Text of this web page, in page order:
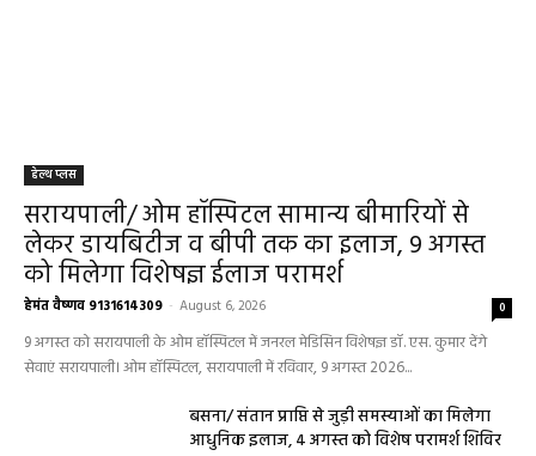
हेल्थ प्लस
सरायपाली/ ओम हॉस्पिटल सामान्य बीमारियों से
लेकर डायबिटीज व बीपी तक का इलाज, 9 अगस्त
को मिलेगा विशेषज्ञ ईलाज परामर्श
हेमंत वैष्णव 9131614309 - August 6, 2026 0
9 अगस्त को सरायपाली के ओम हॉस्पिटल में जनरल मेडिसिन विशेषज्ञ डॉ. एस. कुमार देंगे
सेवाएं सरायपाली। ओम हॉस्पिटल, सरायपाली में रविवार, 9 अगस्त 2026...
बसना/ संतान प्राप्ति से जुड़ी समस्याओं का मिलेगा
आधुनिक इलाज, 4 अगस्त को विशेष परामर्श शिविर